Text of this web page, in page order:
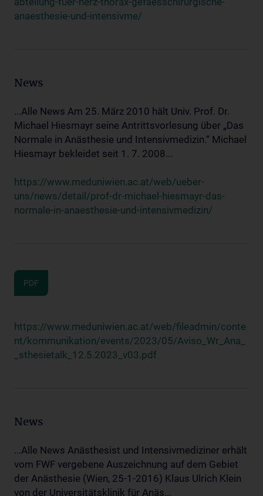
anaesthesie-und-intensivme/
News
...Alle News Am 25. März 2010 hält Univ. Prof. Dr.
Michael Hiesmayr seine Antrittsvorlesung über „Das
Normale in Anästhesie und Intensivmedizin.“ Michael
Hiesmayr bekleidet seit 1. 7. 2008...
https://www.meduniwien.ac.at/web/ueber-
uns/news/detail/prof-dr-michael-hiesmayr-das-
normale-in-anaesthesie-und-intensivmedizin/
PDF
https://www.meduniwien.ac.at/web/fileadmin/conte
nt/kommunikation/events/2023/05/Aviso_Wr_Ana_
_sthesietalk_12.5.2023_v03.pdf
News
...Alle News Anästhesist und Intensivmediziner erhält
vom FWF vergebene Auszeichnung auf dem Gebiet
der Anästhesie (Wien, 25-1-2016) Klaus Ulrich Klein
von der Universitätsklinik für Anäs...